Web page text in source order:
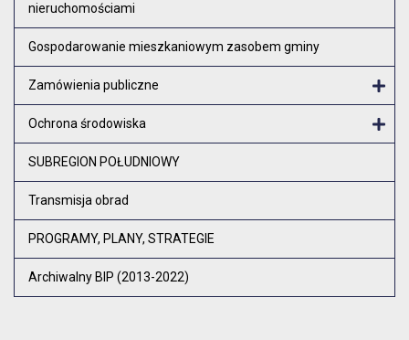
nieruchomościami
Gospodarowanie mieszkaniowym zasobem gminy
Zamówienia publiczne
Ochrona środowiska
SUBREGION POŁUDNIOWY
Transmisja obrad
PROGRAMY, PLANY, STRATEGIE
Archiwalny BIP (2013-2022)